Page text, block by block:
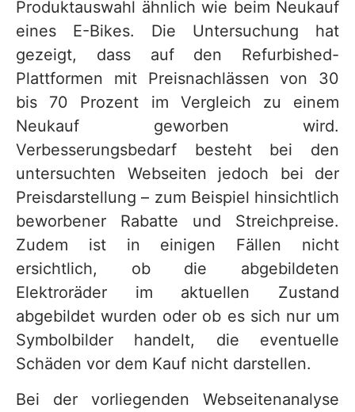
Produktauswahl ähnlich wie beim Neukauf
eines E-Bikes. Die Untersuchung hat
gezeigt, dass auf den Refurbished-
Plattformen mit Preisnachlässen von 30
bis 70 Prozent im Vergleich zu einem
Neukauf geworben wird.
Verbesserungsbedarf besteht bei den
untersuchten Webseiten jedoch bei der
Preisdarstellung – zum Beispiel hinsichtlich
beworbener Rabatte und Streichpreise.
Zudem ist in einigen Fällen nicht
ersichtlich, ob die abgebildeten
Elektroräder im aktuellen Zustand
abgebildet wurden oder ob es sich nur um
Symbolbilder handelt, die eventuelle
Schäden vor dem Kauf nicht darstellen.
Bei der vorliegenden Webseitenanalyse